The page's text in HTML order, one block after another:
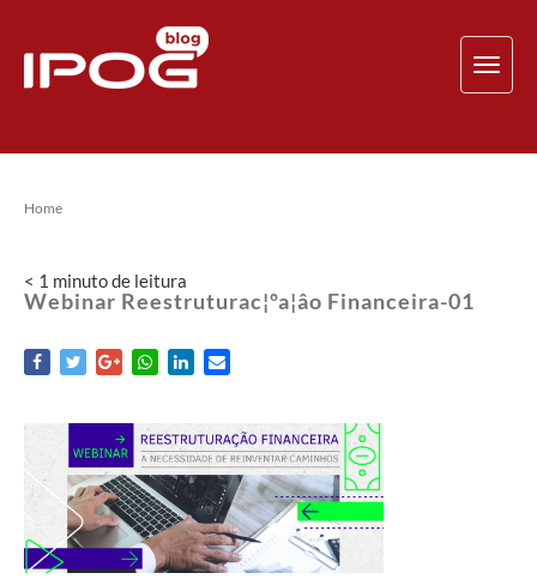
Home
< 1 minutode leitura
Webinar Reestruturac¦ºa¦âo Financeira-01